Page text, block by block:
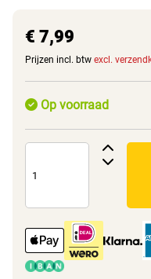
€ 7,99
Prijzen incl. btw excl.
Op voorraad